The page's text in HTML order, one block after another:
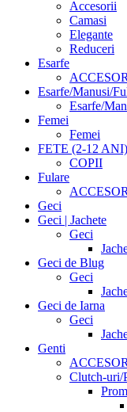
Accesorii
Camasi
Elegante
Reduceri
Esarfe
Esarfe/Manusi/
Esarfe/
Femei
Femei
FETE (2-12 ANI)
COPII
Fulare
Geci
Geci | Jachete
Geci
Geci de Blug
Geci
Geci de Iarna
Geci
Genti
Clutch-uri/